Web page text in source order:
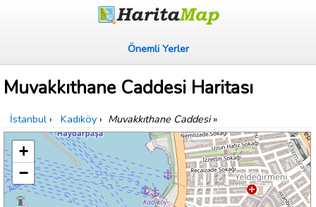
Önemli Yerler
Muvakkıthane Caddesi Haritası
İstanbul › Kadıköy › Muvakkıthane Caddesi»
+
−